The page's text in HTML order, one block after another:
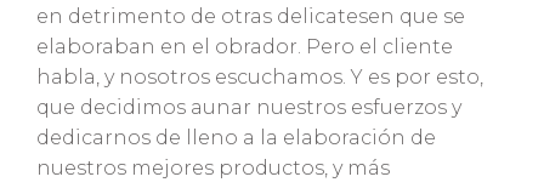
en detrimento de otras delicatesen que se
elaboraban en el obrador. Pero el cliente
habla, y nosotros escuchamos. Y es por esto,
que decidimos aunar nuestros esfuerzos y
dedicarnos de lleno a la elaboración de
nuestros mejores productos, y más